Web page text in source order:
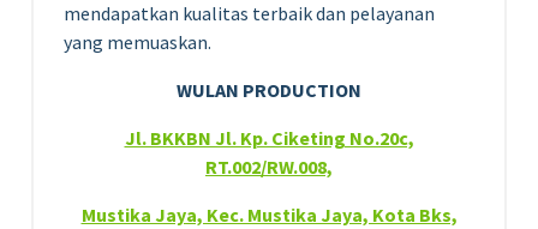
mendapatkan kualitas terbaik dan pelayanan
yang memuaskan.
WULAN PRODUCTION
Jl. BKKBN Jl. Kp. Ciketing No.20c,
RT.002/RW.008,
Mustika Jaya, Kec. Mustika Jaya, Kota Bks,